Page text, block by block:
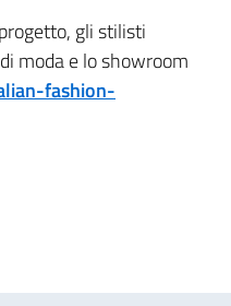
gli stilisti
moda e lo showroom
fashion-